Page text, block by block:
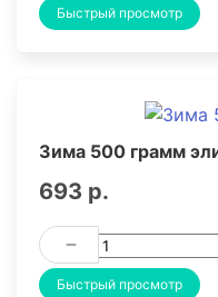
Быстрый просмотр
Зима 500 грамм
693 р.
Быстрый просмотр